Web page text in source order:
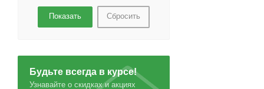
Сбросить
Будьте всегда в курсе!
Узнавайте о скидках и акциях